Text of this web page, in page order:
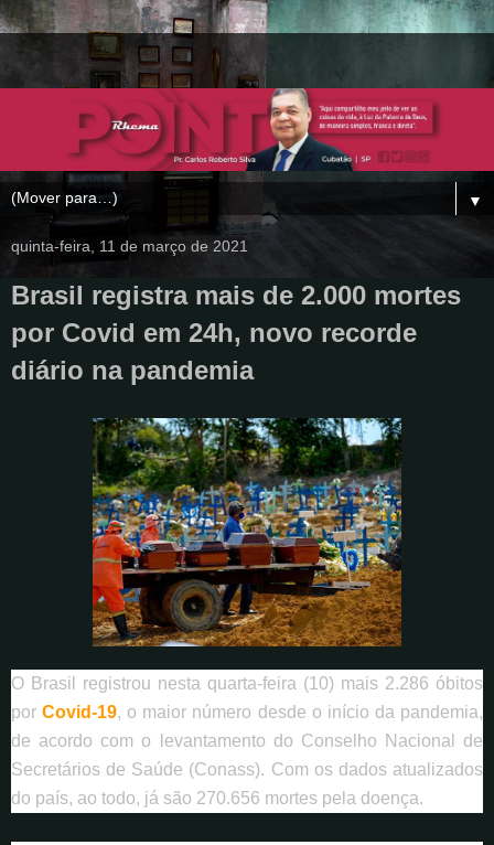
▼
quinta-feira, 11 de março de 2021
Brasil registra mais de 2.000 mortes
por Covid em 24h, novo recorde
diário na pandemia
O Brasil registrou nesta quarta-feira (10) mais 2.286 óbitos
porCovid-19, o maior número desde o início da pandemia,
de acordo com o levantamento do Conselho Nacional de
Secretários de Saúde (Conass). Com os dados atualizados
do país, ao todo, já são 270.656 mortes pela doença.